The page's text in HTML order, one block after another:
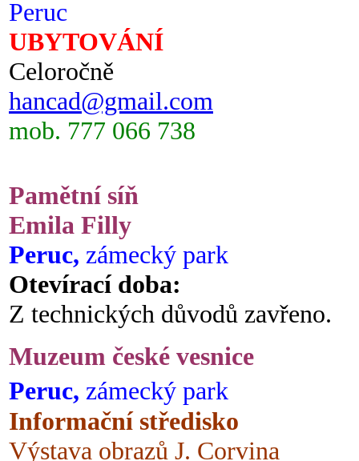
Peruc
UBYTOVÁNÍ
Celoročně
hancad@gmail.com
mob. 777 066 738
Pamětní síň
Emila Filly
Peruc, zámecký park
Otevírací doba:
Z technických důvodů zavřeno.
Muzeum české vesnice
Peruc, zámecký park
Informační středisko
Výstava obrazů J. Corvina